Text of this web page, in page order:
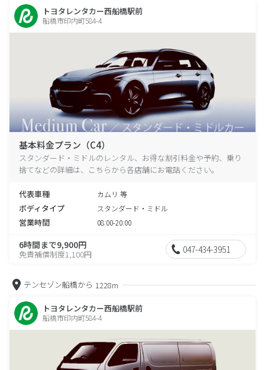
トヨタレンタカー西船橋駅前
船橋市印内町584-4
基本料金プラン（C4）
スタンダード・ミドルのレンタル、お得な割引料金や予約、乗り
捨てなどの詳細は、こちらから各店舗にお電話ください。
代表車種 カムリ 等
ボディタイプ スタンダード・ミドル
営業時間 08:00-20:00
6時間まで9,900円
免責補償制度1,100円 047-434-3951
テンセゾン船橋から 1228m
トヨタレンタカー西船橋駅前
船橋市印内町584-4